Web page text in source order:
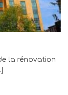
la rénovation